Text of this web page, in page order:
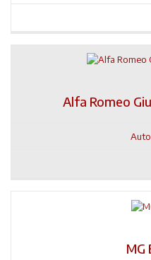
Alfa Romeo
MG